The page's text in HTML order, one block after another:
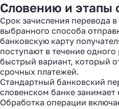
Словению и этапы
Срок зачисления перевода
выбранного способа
банковскую карту
поступают в течение
быстрый вариант, который
срочных платежей.
Стандартный банковский
словенском банке занимает
Обработка операции